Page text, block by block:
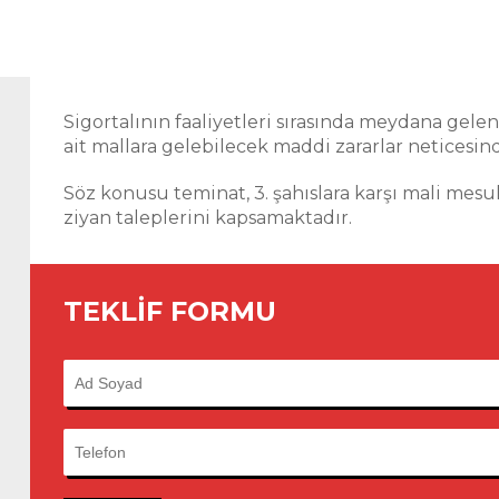
Sigortalının faaliyetleri sırasında meydana
ait mallara gelebilecek maddi zararlar
Söz konusu teminat, 3. şahıslara karşı mali
ziyan taleplerini kapsamaktadır.
TEKLİF FORMU